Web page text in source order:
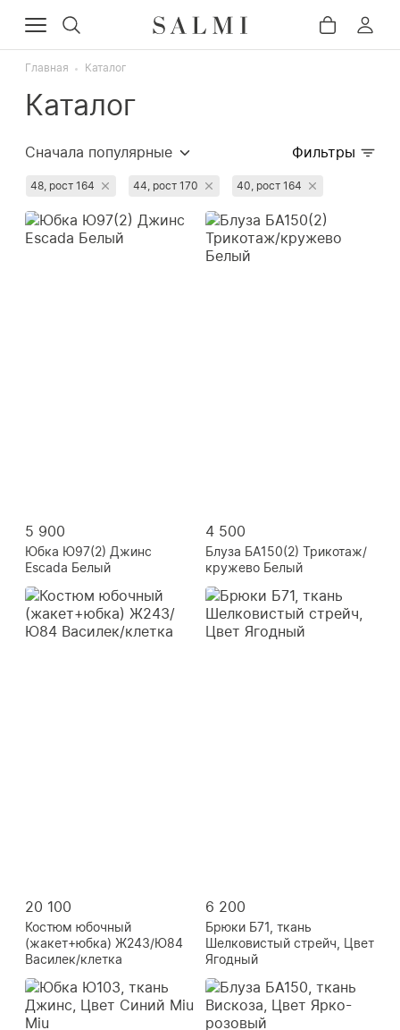
Главная Каталог
Каталог
Сначала популярные
Сначала дорогие
Недавно добавленные
Фильтры
48, рост 164 44, рост 170 40, рост 164
5 900
Юбка Ю97(2) Джинс
Escada Белый
4 500
Блуза БА150(2) Трикотаж/
кружево Белый
20 100
Костюм юбочный
(жакет+юбка) Ж243/Ю84
Василек/клетка
6 200
Брюки Б71, ткань
Шелковистый стрейч, Цвет
Ягодный